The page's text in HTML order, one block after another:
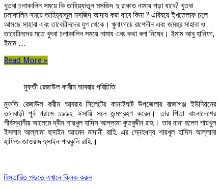
খুতবা চলাকালিন সময়ে কি তাহিয়্যাতুল মসজিদ দু রাকাত নামায পড়া যাবে? খুতবা
চলাকালিন সময়ে তাহিয়্যাতুল মসজিদ আদায় করা যাবে কিনা ? এবিষয়ে ইখতেলাফ চলে
আসছে সাহাবা এবং তাবেয়ীনদের যুগ থেকে। খুলাফায়ে রাশেদীন এবং জমহুর সাহাবা ও
তাবেয়ীনদের মতে খুৎবা চলাকালিন সময়ে নামায এবং কথা বলা নিষেধ। ইমাম আবু হানিফা,
ইমাম …
Read More »
মুফতী রেজাউল কারীম আবরার পরিচিতি
মুফতি রেজাউল করীম আবরার সিলেটের কানাইঘাট উপজেলার রাজাগঞ্জ ইউনিয়নের
তালবাড়ী পূর্ব গ্রামে ১৯৯২ ঈসায়ি সনে জন্মগ্রহণ করেন। তার পিতা বাংলাদেশের
শীর্ষস্থানীয় আলেমে দ্বীন শায়খুল হাদিস আল্লামা কুতবুদ্দীন রাহ.। তার নানা হলেন শায়খুল
ইসলাম আল্লামা হুসাইন আহমদ মাদানী রাহি. এর স্নেহধন্য শায়খুল হাদিস আল্লামা
হাফিজ জাওয়াদ হুসাইন পারকুলি রাহি.।
বিস্তারিত পড়তে এখানে ক্লিক করুন